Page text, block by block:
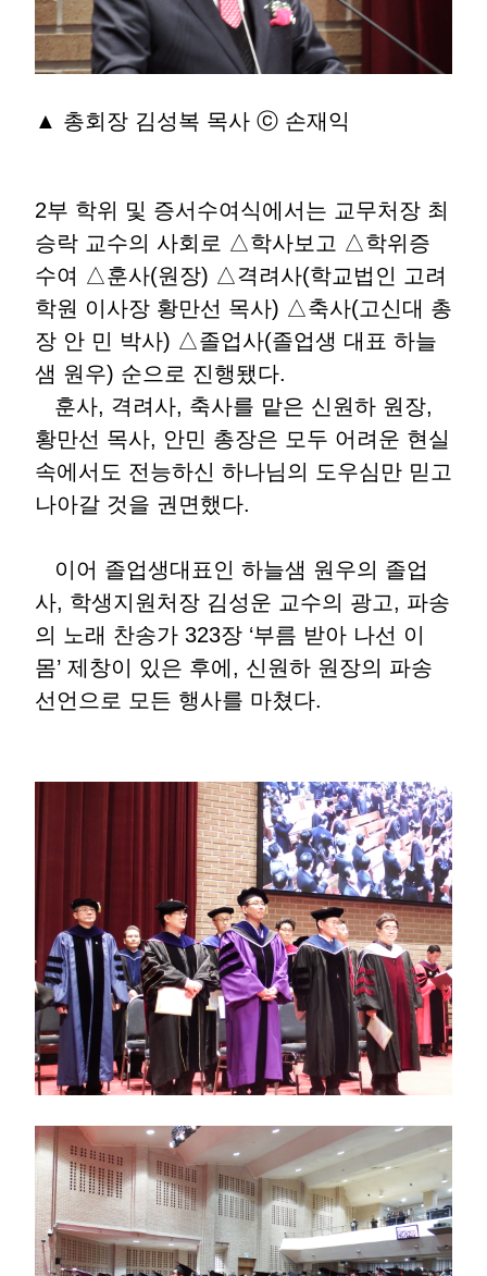
▲ 총회장 김성복 목사 ⓒ 손재익
2부 학위 및 증서수여식에서는 교무처장 최
승락 교수의 사회로 △학사보고 △학위증
수여 △훈사(원장) △격려사(학교법인 고려
학원 이사장 황만선 목사) △축사(고신대 총
장 안 민 박사) △졸업사(졸업생 대표 하늘
샘 원우) 순으로 진행됐다.
훈사, 격려사, 축사를 맡은 신원하 원장,
황만선 목사, 안민 총장은 모두 어려운 현실
속에서도 전능하신 하나님의 도우심만 믿고
나아갈 것을 권면했다.
이어 졸업생대표인 하늘샘 원우의 졸업
사, 학생지원처장 김성운 교수의 광고, 파송
의 노래 찬송가 323장 ‘부름 받아 나선 이
몸’ 제창이 있은 후에, 신원하 원장의 파송
선언으로 모든 행사를 마쳤다.